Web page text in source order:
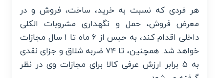
هر فردی که نسبت به خرید، ساخت، فروش و در
معرض فروش، حمل و نگهداری مشروبات الکلی
داخلی اقدام کند، به حبس از ۶ ماه تا ۱ سال مجازات
خواهد شد. همچنین، تا ۷۴ ضربه شلاق و جزای نقدی
به ۵ برابر ارزش عرفی کالا برای مجازات وی در نظر